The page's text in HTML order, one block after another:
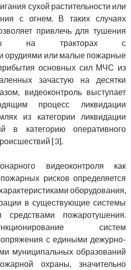
сухой растительности или
с огнем. В таких случаях
привлечь для тушения
на тракторах с
орудиями или малые пожарные
основных сил МЧС из
зачастую на десятки
видеоконтроль выступает
процесс ликвидации
из категории ликвидации
в категорию оперативного
[3].
видеоконтроля как
рисков определяется
оборудования,
в существующие системы
пожаротушения.
систем
с едиными дежурно-
муниципальных образований
охраны, значительно